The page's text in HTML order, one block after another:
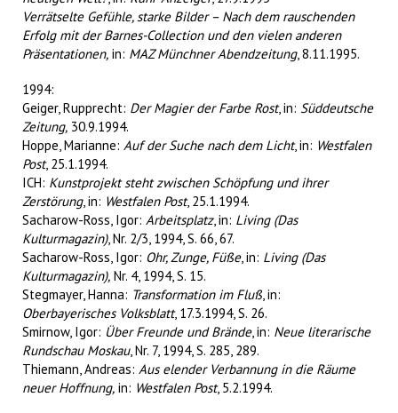
Verrätselte Gefühle, starke Bilder – Nach dem rauschenden
Erfolg mit der Barnes-Collection und den vielen anderen
Präsentationen, in: MAZ Münchner Abendzeitung, 8.11.1995.
1994:
Geiger, Rupprecht: Der Magier der Farbe Rost, in: Süddeutsche
Zeitung, 30.9.1994.
Hoppe, Marianne: Auf der Suche nach dem Licht, in: Westfalen
Post, 25.1.1994.
ICH: Kunstprojekt steht zwischen Schöpfung und ihrer
Zerstörung, in: Westfalen Post, 25.1.1994.
Sacharow-Ross, Igor: Arbeitsplatz, in: Living (Das
Kulturmagazin), Nr. 2/3, 1994, S. 66, 67.
Sacharow-Ross, Igor: Ohr, Zunge, Füße, in: Living (Das
Kulturmagazin), Nr. 4, 1994, S. 15.
Stegmayer, Hanna: Transformation im Fluß , in:
Oberbayerisches Volksblatt, 17.3.1994, S. 26.
Smirnow, Igor: Über Freunde und Brände, in: Neue literarische
Rundschau Moskau, Nr. 7, 1994, S. 285, 289.
Thiemann, Andreas: Aus elender Verbannung in die Räume
neuer Hoffnung, in: Westfalen Post, 5.2.1994.